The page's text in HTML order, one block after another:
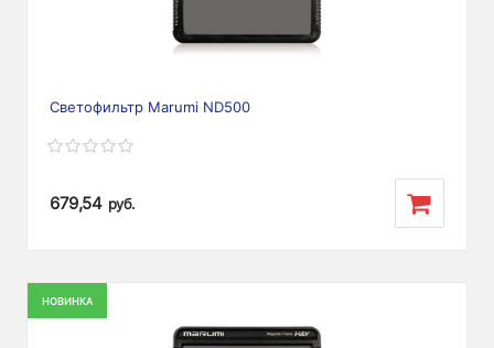
Светофильтр Marumi ND500
679,54 руб.
НОВИНКА